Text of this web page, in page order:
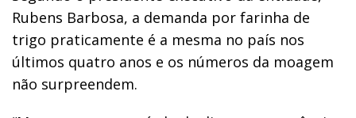
Rubens Barbosa, a demanda por farinha de
trigo praticamente é a mesma no país nos
últimos quatro anos e os números da moagem
não surpreendem.